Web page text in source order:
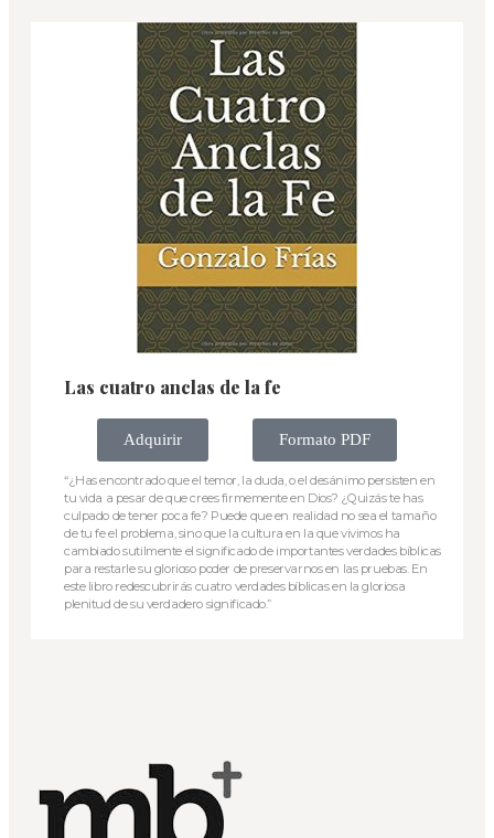
Las cuatro anclas de la fe
Adquirir Formato PDF
“¿Has encontrado que el temor, la duda, o el desánimo persisten en
tu vida a pesar de que crees firmemente en Dios? ¿Quizás te has
culpado de tener poca fe? Puede que en realidad no sea el tamaño
de tu fe el problema, sino que la cultura en la que vivimos ha
cambiado sutilmente el significado de importantes verdades bíblicas
para restarle su glorioso poder de preservarnos en las pruebas. En
este libro redescubrirás cuatro verdades bíblicas en la gloriosa
plenitud de su verdadero significado.”